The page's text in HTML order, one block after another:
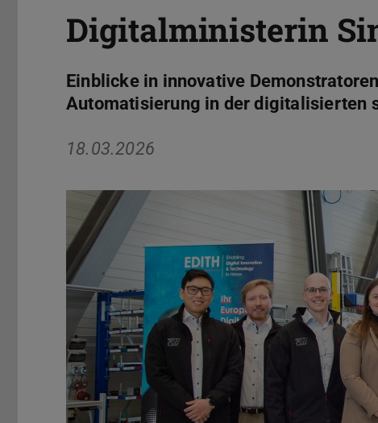
Digitalministerin
Einblicke in innovative
Automatisierung in der digitalisierten
18.03.2026